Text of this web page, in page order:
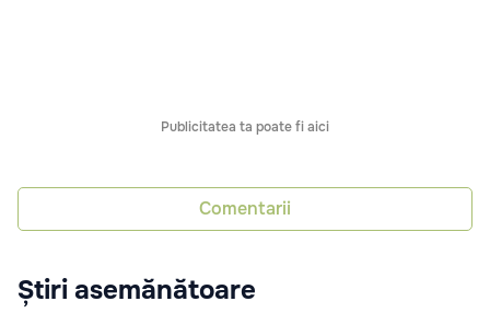
Publicitatea ta poate fi aici
Comentarii
Știri asemănătoare